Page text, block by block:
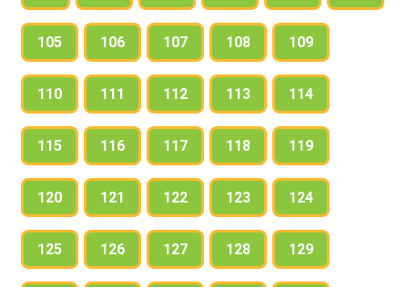
105 106 107 108 109
110 111 112 113 114
115 116 117 118 119
120 121 122 123 124
125 126 127 128 129